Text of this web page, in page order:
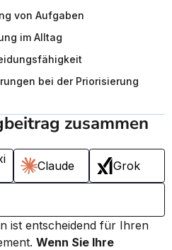
von Aufgaben
im Alltag
bei der Priorisierung
zusammen
Claude Grok
ist entscheidend für Ihren
Wenn Sie Ihre